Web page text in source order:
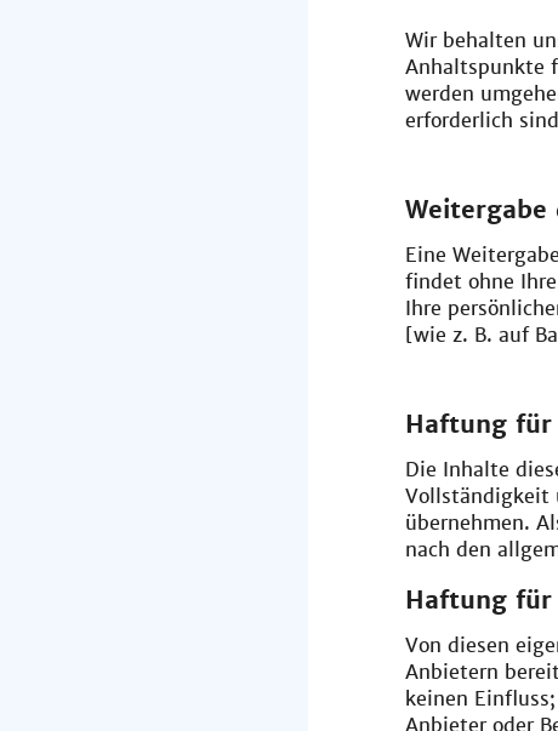
Wir behalten
Anhaltspunkte
werden
erforderlich
Weitergabe
Eine
findet ohne
Ihre
[wie z. B. auf
Haftung für
Die Inhalte
Vollständigkeit
übernehmen.
nach den
Haftung
Von diesen
Anbietern
keinen
Anbieter oder